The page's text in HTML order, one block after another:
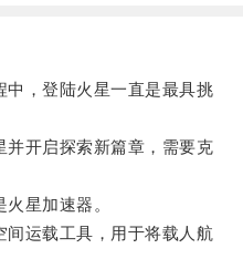
，登陆火星一直是最具挑
开启探索新篇章，需要克
星加速器。
运载工具，用于将载人航